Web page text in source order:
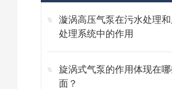
漩涡高压气泵在污水处理
处理系统中的作用
旋涡式气泵的作用体现在
面？